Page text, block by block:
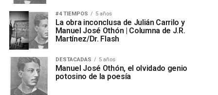
#4 TIEMPOS 5 años
La obra inconclusa de Julián Carrilo y
Manuel José Othón | Columna de J.R.
Martínez/Dr. Flash
DESTACADAS 5 años
Manuel José Othón, el olvidado genio
potosino de la poesía